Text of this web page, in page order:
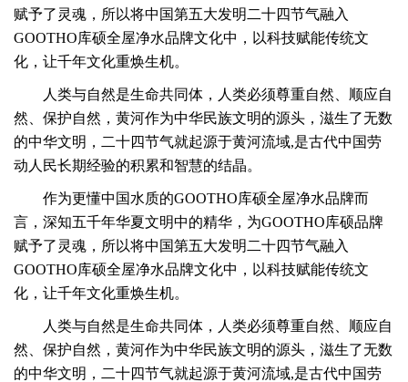
赋予了灵魂，所以将中国第五大发明二十四节气融入
GOOTHO库硕全屋净水品牌文化中，以科技赋能传统文
化，让千年文化重焕生机。
人类与自然是生命共同体，人类必须尊重自然、顺应自
然、保护自然，黄河作为中华民族文明的源头，滋生了无数
的中华文明， 二十四节气就起源于黄河流域,是古代中国劳
动人民长期经验的积累和智慧的结晶。
作为更懂中国水质的GOOTHO库硕全屋净水品牌而
言，深知五千年华夏文明中的精华，为GOOTHO库硕品牌
赋予了灵魂，所以将中国第五大发明二十四节气融入
GOOTHO库硕全屋净水品牌文化中，以科技赋能传统文
化，让千年文化重焕生机。
人类与自然是生命共同体，人类必须尊重自然、顺应自
然、保护自然，黄河作为中华民族文明的源头，滋生了无数
的中华文明， 二十四节气就起源于黄河流域,是古代中国劳